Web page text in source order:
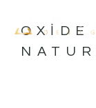
OXIDE